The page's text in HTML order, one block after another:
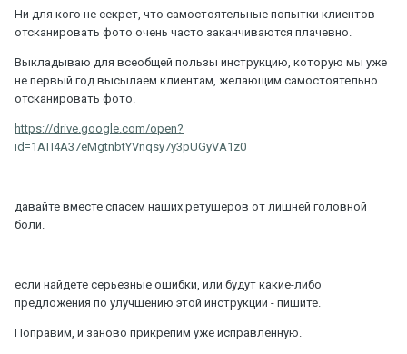
Ни для кого не секрет, что самостоятельные попытки клиентов
отсканировать фото очень часто заканчиваются плачевно.
Выкладываю для всеобщей пользы инструкцию, которую мы уже
не первый год высылаем клиентам, желающим самостоятельно
отсканировать фото.
https://drive.google.com/open?
id=1ATI4A37eMgtnbtYVnqsy7y3pUGyVA1z0
давайте вместе спасем наших ретушеров от лишней головной
боли.
если найдете серьезные ошибки, или будут какие-либо
предложения по улучшению этой инструкции - пишите.
Поправим, и заново прикрепим уже исправленную.